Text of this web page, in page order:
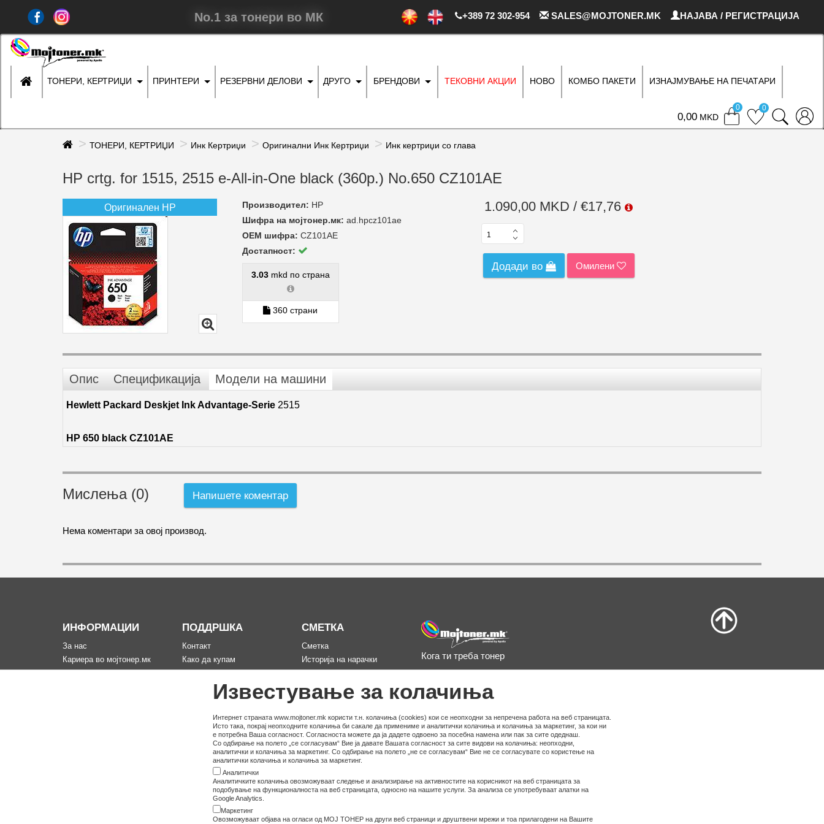
Известување за колачиња
Интернет страната www.mojtoner.mk користи т.н. колачиња (cookies) кои се неопходни за непречена работа на веб страницата.
Исто така, покрај неопходните колачиња би сакале да примениме и аналитички колачиња и колачиња за маркетинг, за кои ни
е потребна Ваша согласност. Согласноста можете да ја дадете одвоено за посебна намена или пак за сите одеднаш.
Со одбирање на полето „се согласувам“ Вие ја давате Вашата согласност за сите видови на колачиња: неопходни,
аналитички и колачиња за маркетинг. Со одбирање на полето „не се согласувам“ Вие не се согласувате со користење на
аналитички колачиња и колачиња за маркетинг.
Аналитички
Аналитичките колачиња овозможуваат следење и анализирање на активностите на корисникот на веб страницата за
подобување на функционалноста на веб страницата, односно на нашите услуги. За анализа се употребуваат алатки на
Google Analytics.
Маркетинг
Овозможуваат објава на огласи од МОЈ ТОНЕР на други веб страници и друштвени мрежи и тоа прилагодени на Вашите
No.1 за тонери во МК +389 72 302-954 SALES@MOJTONER.MK НАЈАВА / РЕГИСТРАЦИЈА
ТОНЕРИ, КЕРТРИЏИ ПРИНТЕРИ РЕЗЕРВНИ ДЕЛОВИ ДРУГО БРЕНДОВИ ТЕКОВНИ АКЦИИ НОВО КОМБО ПАКЕТИ ИЗНАЈМУВАЊЕ НА ПЕЧАТАРИ
0 MKD
0 0
ТОНЕРИ, КЕРТРИЏИ Инк Кертриџи Оригинални Инк Кертриџи Инк кертриџи со глава
HP crtg. for 1515, 2515 e-All-in-One black (360p.) No.650 CZ101AE
Оригинален HP Производител: HP
Шифра на мојтонер.мк: ad.hpcz101ae
ОЕМ шифра: CZ101AE
Достапност:
3.03 mkd по страна
360 страни
1.090,00 MKD / €17,76
Додади во Омилени
Опис Спецификација Модели на машини
Hewlett Packard Deskjet Ink Advantage-Serie 2515
HP 650 black CZ101AE
Мислења (0) Напишете коментар
Нема коментари за овој производ.
ИНФОРМАЦИИ
За нас
Кариера во мојтонер.мк
Информации за испорака
ПОДДРШКА
Контакт
Како да купам
Рекламација за производ
Мапа на сајтот
СМЕТКА
Сметка
Историја на нарачки
Омилени
Кога ти треба тонер